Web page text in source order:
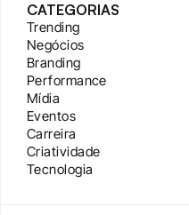
CATEGORIAS
Trending
Negócios
Branding
Performance
Mídia
Eventos
Carreira
Criatividade
Tecnologia